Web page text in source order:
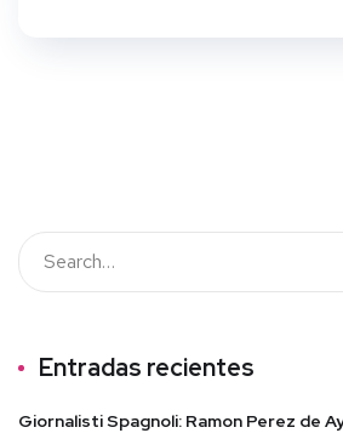
Entradas recientes
Giornalisti Spagnoli: Ramon Perez de